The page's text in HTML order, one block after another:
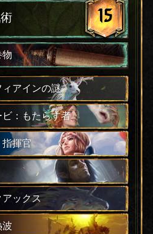
15
物
ィアインの謎
ビ：もたらす者
揮官
アックス
波